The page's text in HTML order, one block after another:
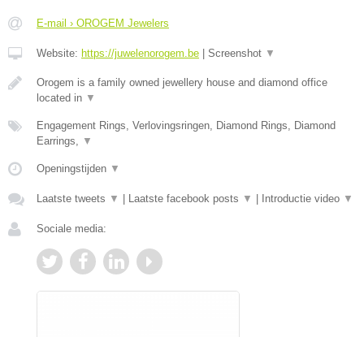
E-mail › OROGEM Jewelers
Website: https://juwelenorogem.be Screenshot ▼
Orogem is a family owned jewellery house and diamond office
located in ▼
Engagement Rings, Verlovingsringen, Diamond Rings, Diamond
Earrings, ▼
Openingstijden ▼
Laatste tweets ▼ Laatste facebook posts ▼ Introductie video ▼
Sociale media: